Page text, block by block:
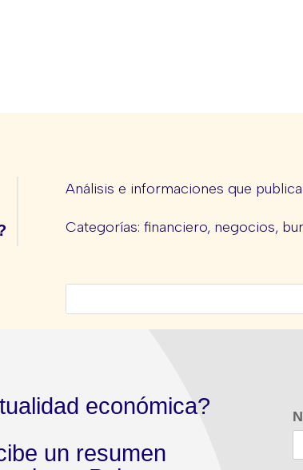
Análisis e informaciones que
Categorías: financiero, negocios,
económica?
un resumen